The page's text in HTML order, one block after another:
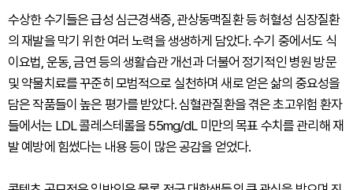
수상한 수기들은 급성 심근경색증, 관상동맥질환 등 허혈성 심장질환
의 재발을 막기 위한 여러 노력을 생생하게 담았다. 수기 중에서도 식
이요법, 운동, 금연 등의 생활습관 개선과 더불어 정기적인 병원 방문
및 약물치료를 꾸준히 모범적으로 실천하며 새로 얻은 삶의 중요성을
담은 작품들이 높은 평가를 받았다. 심혈관질환을 겪은 초고위험 환자
들에서는 LDL 콜레스테롤을 55mg/dL 미만의 목표 수치를 관리해 재
발 예방에 힘썼다는 내용 등이 많은 공감을 얻었다.